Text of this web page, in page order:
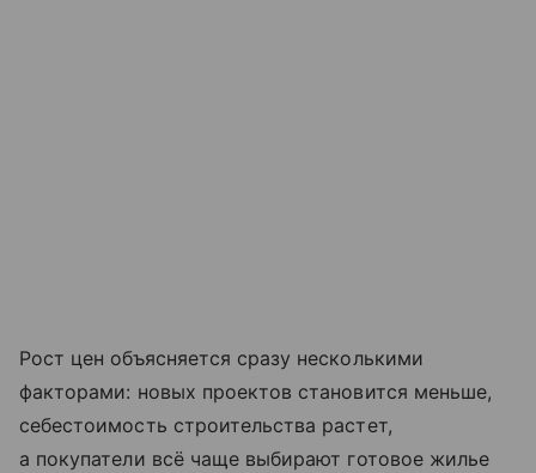
Рост цен объясняется сразу несколькими
факторами: новых проектов становится меньше,
себестоимость строительства растет,
а покупатели всё чаще выбирают готовое жилье